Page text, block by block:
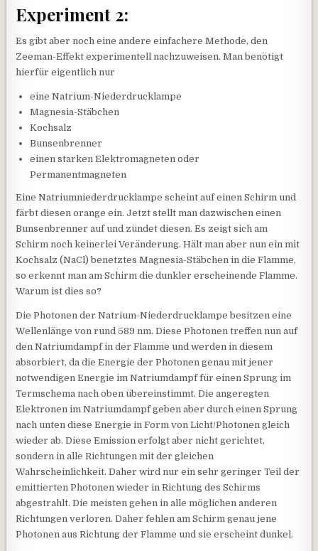
Experiment 2:
Es gibt aber noch eine andere einfachere Methode, den
Zeeman-Effekt experimentell nachzuweisen. Man benötigt
hierfür eigentlich nur
eine Natrium-Niederdrucklampe
Magnesia-Stäbchen
Kochsalz
Bunsenbrenner
einen starken Elektromagneten oder
Permanentmagneten
Eine Natriumniederdrucklampe scheint auf einen Schirm und
färbt diesen orange ein. Jetzt stellt man dazwischen einen
Bunsenbrenner auf und zündet diesen. Es zeigt sich am
Schirm noch keinerlei Veränderung. Hält man aber nun ein mit
Kochsalz (NaCl) benetztes Magnesia-Stäbchen in die Flamme,
so erkennt man am Schirm die dunkler erscheinende Flamme.
Warum ist dies so?
Die Photonen der Natrium-Niederdrucklampe besitzen eine
Wellenlänge von rund 589 nm. Diese Photonen treffen nun auf
den Natriumdampf in der Flamme und werden in diesem
absorbiert, da die Energie der Photonen genau mit jener
notwendigen Energie im Natriumdampf für einen Sprung im
Termschema nach oben übereinstimmt. Die angeregten
Elektronen im Natriumdampf geben aber durch einen Sprung
nach unten diese Energie in Form von Licht/Photonen gleich
wieder ab. Diese Emission erfolgt aber nicht gerichtet,
sondern in alle Richtungen mit der gleichen
Wahrscheinlichkeit. Daher wird nur ein sehr geringer Teil der
emittierten Photonen wieder in Richtung des Schirms
abgestrahlt. Die meisten gehen in alle möglichen anderen
Richtungen verloren. Daher fehlen am Schirm genau jene
Photonen aus Richtung der Flamme und sie erscheint dunkel.